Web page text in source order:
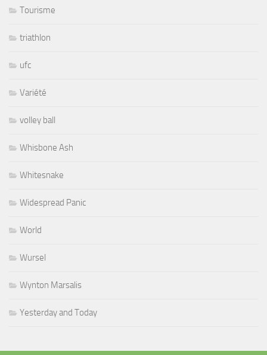
Tourisme
triathlon
ufc
Variété
volley ball
Whisbone Ash
Whitesnake
Widespread Panic
World
Wursel
Wynton Marsalis
Yesterday and Today